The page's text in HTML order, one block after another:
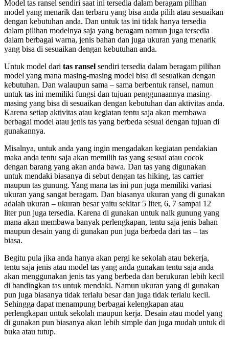
Model tas ransel sendiri saat ini tersedia dalam beragam pilihan
model yang menarik dan terbaru yang bisa anda pilih atau sesuaikan
dengan kebutuhan anda. Dan untuk tas ini tidak hanya tersedia
dalam pilihan modelnya saja yang beragam namun juga tersedia
dalam berbagai warna, jenis bahan dan juga ukuran yang menarik
yang bisa di sesuaikan dengan kebutuhan anda.
Untuk model dari tas ransel sendiri tersedia dalam beragam pilihan
model yang mana masing-masing model bisa di sesuaikan dengan
kebutuhan. Dan walaupun sama – sama berbentuk ransel, namun
untuk tas ini memiliki fungsi dan tujuan penggunaannya masing-
masing yang bisa di sesuaikan dengan kebutuhan dan aktivitas anda.
Karena setiap aktivitas atau kegiatan tentu saja akan membawa
berbagai model atau jenis tas yang berbeda sesuai dengan tujuan di
gunakannya.
Misalnya, untuk anda yang ingin mengadakan kegiatan pendakian
maka anda tentu saja akan memilih tas yang sesuai atau cocok
dengan barang yang akan anda bawa. Dan tas yang digunakan
untuk mendaki biasanya di sebut dengan tas hiking, tas carrier
maupun tas gunung. Yang mana tas ini pun juga memiliki variasi
ukuran yang sangat beragam. Dan biasanya ukuran yang di gunakan
adalah ukuran – ukuran besar yaitu sekitar 5 liter, 6, 7 sampai 12
liter pun juga tersedia. Karena di gunakan untuk naik gunung yang
mana akan membawa banyak perlengkapan, tentu saja jenis bahan
maupun desain yang di gunakan pun juga berbeda dari tas – tas
biasa.
Begitu pula jika anda hanya akan pergi ke sekolah atau bekerja,
tentu saja jenis atau model tas yang anda gunakan tentu saja anda
akan menggunakan jenis tas yang berbeda dan berukuran lebih kecil
di bandingkan tas untuk mendaki. Namun ukuran yang di gunakan
pun juga biasanya tidak terlalu besar dan juga tidak terlalu kecil.
Sehingga dapat menampung berbagai kelengkapan atau
perlengkapan untuk sekolah maupun kerja. Desain atau model yang
di gunakan pun biasanya akan lebih simple dan juga mudah untuk di
buka atau tutup.